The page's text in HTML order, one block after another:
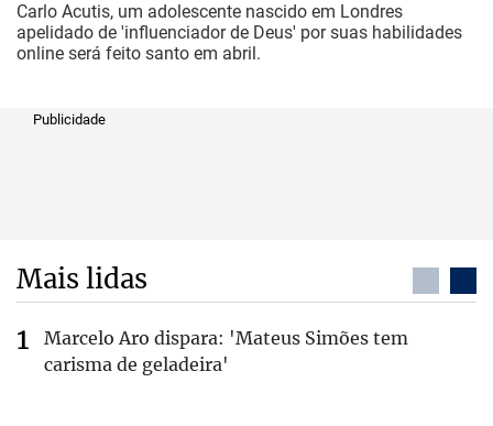
Carlo Acutis, um adolescente nascido em Londres
apelidado de 'influenciador de Deus' por suas habilidades
online será feito santo em abril.
Publicidade
Mais lidas
Marcelo Aro dispara: 'Mateus Simões tem
carisma de geladeira'